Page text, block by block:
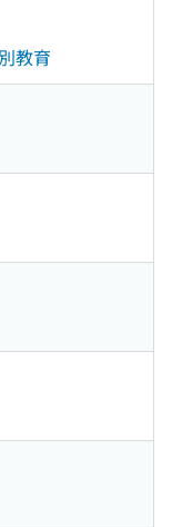
教育